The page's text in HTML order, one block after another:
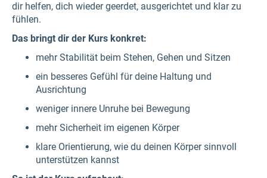
dir helfen, dich wieder geerdet, ausgerichtet und klar zu
fühlen.
Das bringt dir der Kurs konkret:
mehr Stabilität beim Stehen, Gehen und Sitzen
ein besseres Gefühl für deine Haltung und
Ausrichtung
weniger innere Unruhe bei Bewegung
mehr Sicherheit im eigenen Körper
klare Orientierung, wie du deinen Körper sinnvoll
unterstützen kannst